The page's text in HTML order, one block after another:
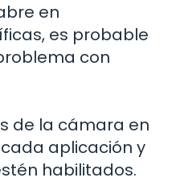
en
es probable
con
de la cámara en
aplicación y
habilitados.